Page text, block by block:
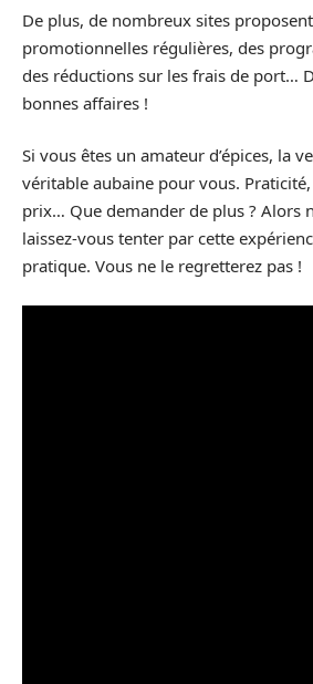
De plus, de nombreux sites
promotionnelles régulières, des
des réductions sur les frais de port…
bonnes affaires !
Si vous êtes un amateur d’épices, la
véritable aubaine pour vous.
prix… Que demander de plus ? Alors
laissez-vous tenter par cette
pratique. Vous ne le regretterez pas !